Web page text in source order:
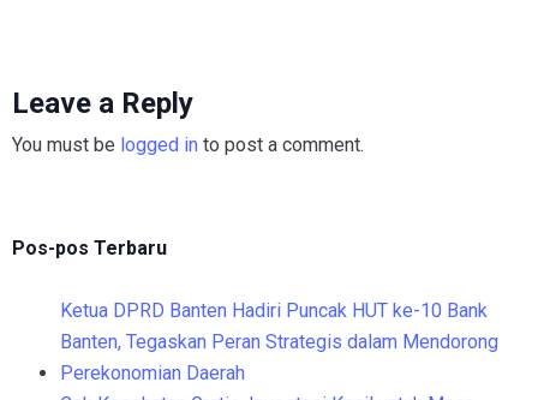
Leave a Reply
You must be logged in to post a comment.
Pos-pos Terbaru
Ketua DPRD Banten Hadiri Puncak HUT ke-10 Bank
Banten, Tegaskan Peran Strategis dalam Mendorong
Perekonomian Daerah